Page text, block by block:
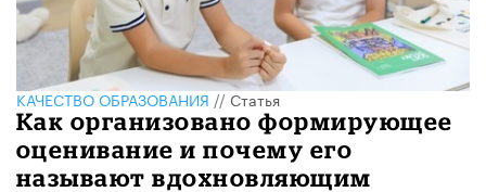
КАЧЕСТВО ОБРАЗОВАНИЯ//Статья
Как организовано формирующее
оценивание и почему его
называют вдохновляющим